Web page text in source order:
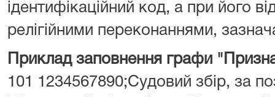
ідентифікаційний код, а при його
релігійними переконаннями,
Приклад заповнення графи
101 1234567890;Судовий збір, за